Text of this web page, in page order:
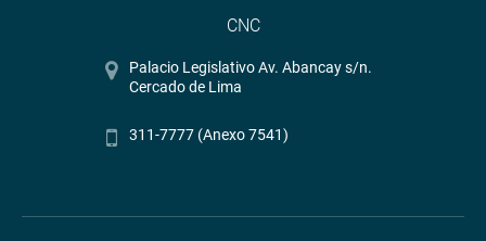
CNC
Palacio Legislativo Av. Abancay s/n.
Cercado de Lima
311-7777 (Anexo 7541)